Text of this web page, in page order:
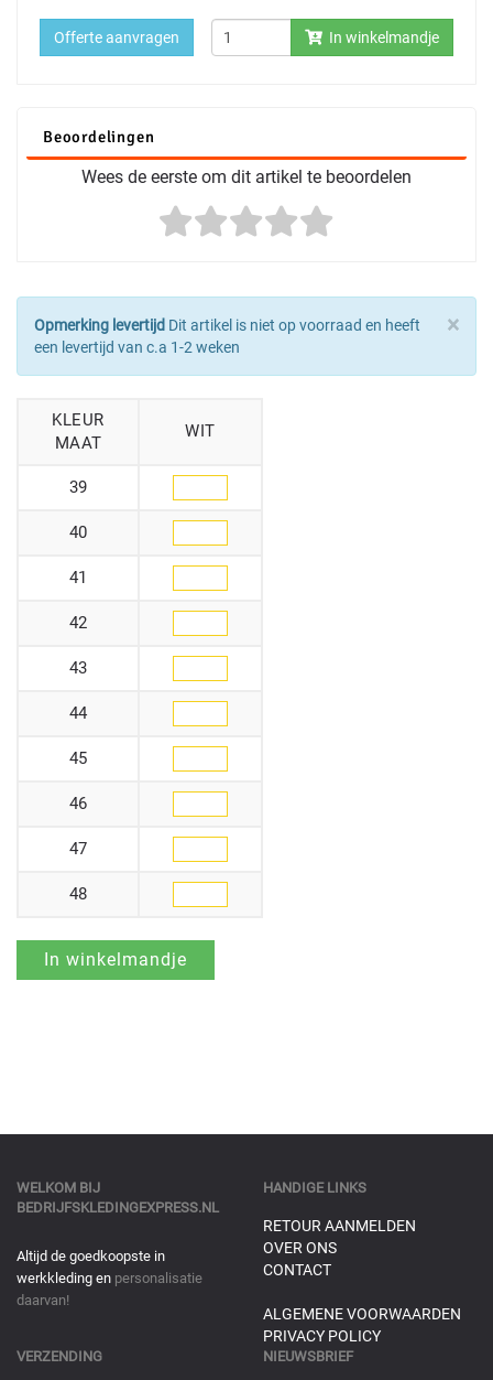
In winkelmandje
Offerte aanvragen
Beoordelingen
Wees de eerste om dit artikel te beoordelen
×
Opmerking levertijd Dit artikel is niet op voorraad en heeft
een levertijd van c.a 1-2 weken
KLEUR
MAAT
WIT
39
40
41
42
43
44
45
46
47
48
WELKOM BIJ
BEDRIJFSKLEDINGEXPRESS.NL
Altijd de goedkoopste in
werkkleding en personalisatie
daarvan!
HANDIGE LINKS
RETOUR AANMELDEN
OVER ONS
CONTACT
ALGEMENE VOORWAARDEN
PRIVACY POLICY
VERZENDING NIEUWSBRIEF